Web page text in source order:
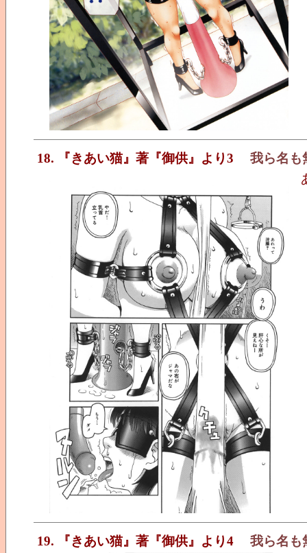
18. 『きあい猫』著『御供』より3
我ら名も
19. 『きあい猫』著『御供』より4
我ら名も